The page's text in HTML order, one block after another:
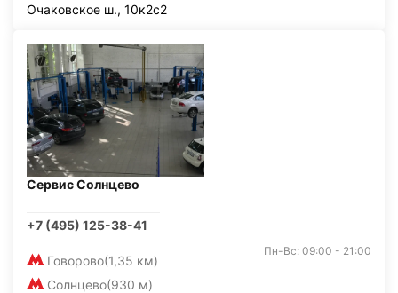
Очаковское ш., 10к2с2
Сервис Солнцево
+7 (495) 125-38-41
Говорово(1,35 км)
Солнцево(930 м)
Пн-Вс: 09:00 - 21:00